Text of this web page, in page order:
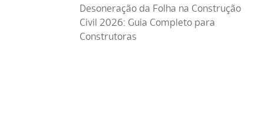
Desoneração da Folha na Construção
Civil 2026: Guia Completo para
Construtoras